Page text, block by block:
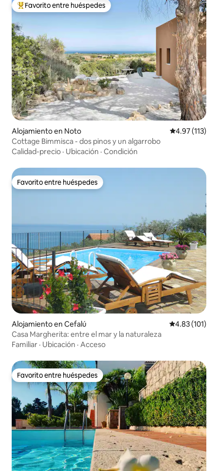
Favorito entre huéspedes preferido
Favorito entre huéspedes
Alojamiento en Noto Calificación
4.97 (113)
Cottage Bimmisca - dos pinos y un algarrobo
Calidad-precio · Ubicación · Condición
Favorito entre huéspedes
Favorito entre huéspedes
Alojamiento en Cefalú Calificación
4.83 (101)
Casa Margherita: entre el mar y la naturaleza
Familiar · Ubicación · Acceso
Favorito entre huéspedes
Favorito entre huéspedes